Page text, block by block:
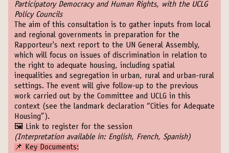
Participatory Democracy and Human Rights, with the UCLG
Policy Councils
The aim of this consultation is to gather inputs from local
and regional governments in preparation for the
Rapporteur's next report to the UN General Assembly,
which will focus on issues of discrimination in relation to
the right to adequate housing, including spatial
inequalities and segregation in urban, rural and urban-rural
settings. The event will give follow-up to the previous
work carried out by the Committee and UCLG in this
context (see the landmark declaration “Cities for Adequate
Housing”).
🖼️ Link to register for the session
(Interpretation available in: English, French, Spanish)
📌 Key Documents: